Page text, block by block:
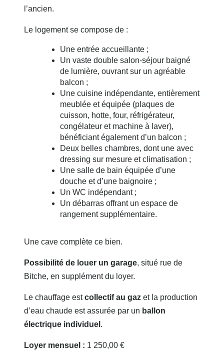
l’ancien.
Le logement se compose de :
Une entrée accueillante ;
Un vaste double salon-séjour baigné
de lumière, ouvrant sur un agréable
balcon ;
Une cuisine indépendante, entièrement
meublée et équipée (plaques de
cuisson, hotte, four, réfrigérateur,
congélateur et machine à laver),
bénéficiant également d’un balcon ;
Deux belles chambres, dont une avec
dressing sur mesure et climatisation ;
Une salle de bain équipée d’une
douche et d’une baignoire ;
Un WC indépendant ;
Un débarras offrant un espace de
rangement supplémentaire.
Une cave complète ce bien.
Possibilité de louer un garage, situé rue de
Bitche, en supplément du loyer.
Le chauffage estcollectif au gaz et la production
d’eau chaude est assurée par un ballon
électrique individuel .
Loyer mensuel : 1 250,00 €